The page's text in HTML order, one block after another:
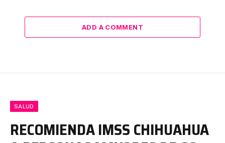
ADD A COMMENT
SALUD
RECOMIENDA IMSS CHIHUAHUA